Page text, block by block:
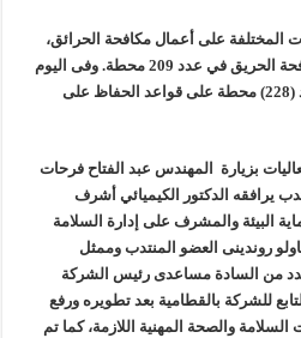
المختلفة على أعمال مكافحة الحرائق،
واختبار وفحص صلاحية أجهزة مكافحة الحريق في عدد 209 محطة. وفى اليوم
الرابع، تم تدريب العاملين في عدد (228) محطة على قواعد الحفاظ على
بزيارة المهندس عبد الفتاح فرحات
يرافقه الدكتور الكيميائي أشرف
البيئة والمشرف على إدارة السلامة
روندينى العضو المنتدب وممثل
من السادة مساعدى رئيس الشركة
للشركة بالقطامية بعد تطويره ورفع
السلامة والصحة المهنية اللازمة، كما تم